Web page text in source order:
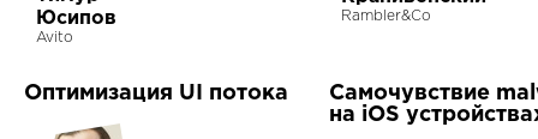
Юсипов
Avito
Rambler&Co
Оптимизация UI потока
Самочувствие
на iOS